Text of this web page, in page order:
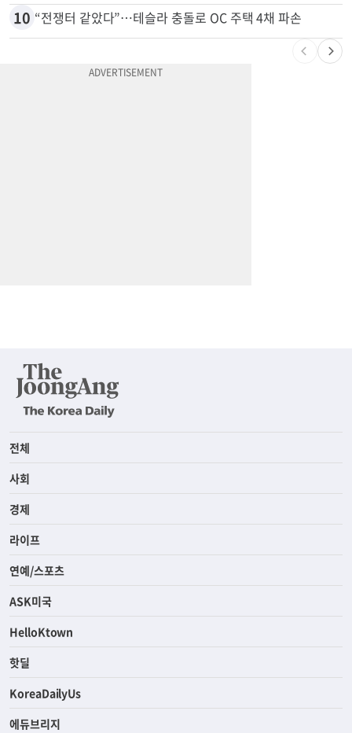
9 변호사시험 중 심정지 온 한인, 뉴욕주 제소
“전쟁터 같았다”…테슬라 충돌로 OC 주택 4채 파손
전체
사회
경제
라이프
연예/스포츠
ASK미국
HelloKtown
핫딜